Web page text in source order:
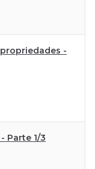
-
Parte 1/3